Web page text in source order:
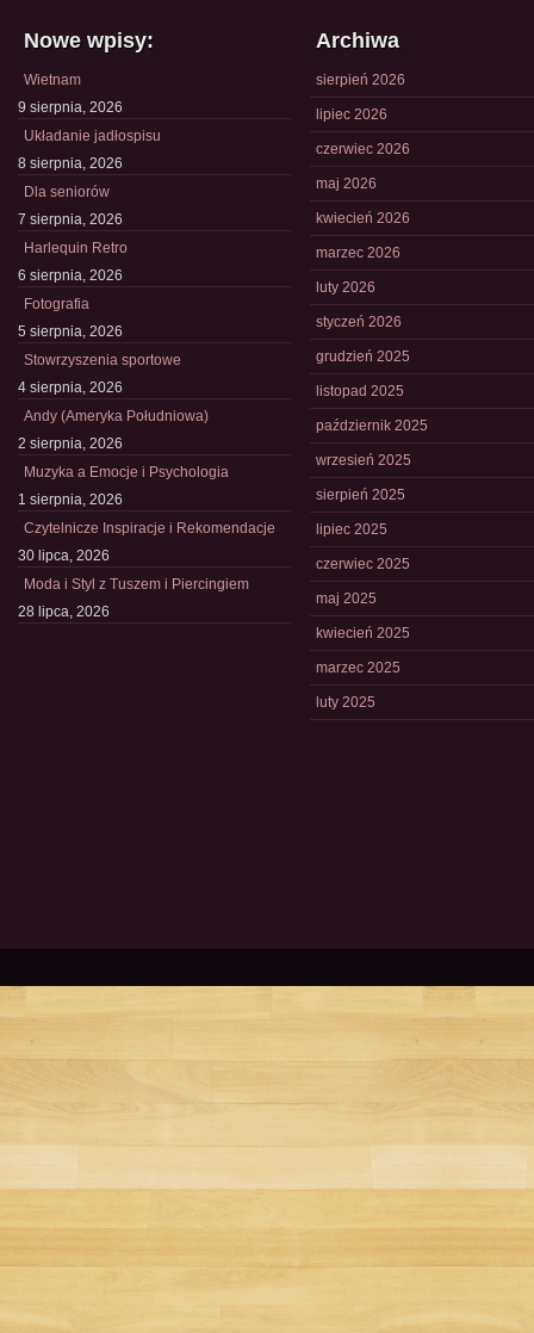
Nowe wpisy:
Wietnam
9 sierpnia, 2026
Układanie jadłospisu
8 sierpnia, 2026
Dla seniorów
7 sierpnia, 2026
Harlequin Retro
6 sierpnia, 2026
Fotografia
5 sierpnia, 2026
Stowrzyszenia sportowe
4 sierpnia, 2026
Andy (Ameryka Południowa)
2 sierpnia, 2026
Muzyka a Emocje i Psychologia
1 sierpnia, 2026
Czytelnicze Inspiracje i Rekomendacje
30 lipca, 2026
Moda i Styl z Tuszem i Piercingiem
28 lipca, 2026
Archiwa
sierpień 2026
lipiec 2026
czerwiec 2026
maj 2026
kwiecień 2026
marzec 2026
luty 2026
styczeń 2026
grudzień 2025
listopad 2025
październik 2025
wrzesień 2025
sierpień 2025
lipiec 2025
czerwiec 2025
maj 2025
kwiecień 2025
marzec 2025
luty 2025